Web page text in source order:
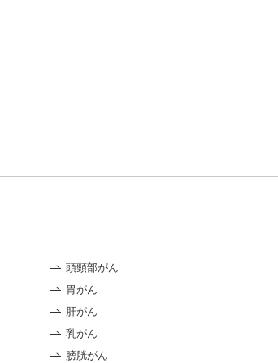
頭頸部がん
胃がん
肝がん
乳がん
膀胱がん